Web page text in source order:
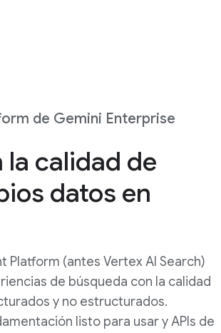
de Gemini Enterprise
la calidad de
datos en
Platform (antes Vertex AI Search)
de búsqueda con la calidad
y no estructurados.
listo para usar y APIs de